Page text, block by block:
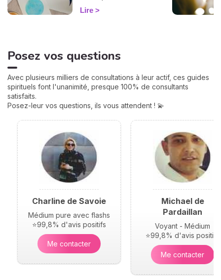
douze Maisons et chacune
correspond à une sphère
naissance, elles jouent un
rôle très important pour
personnalité et votre avenir.
Voici leurs significations !
Lire
Posez vos questions
Avec plusieurs milliers de consultations à leur actif, ces guides
spirituels font l'unanimité, presque 100% de consultants
satisfaits.
Posez-leur vos questions, ils vous attendent ! 💫
Charline de Savoie
Médium pure avec flashs
⭐99,8% d'avis positifs
Me contacter
Michael de
Pardaillan
Voyant - Médium
⭐99,8% d'avis positifs
Me contacter